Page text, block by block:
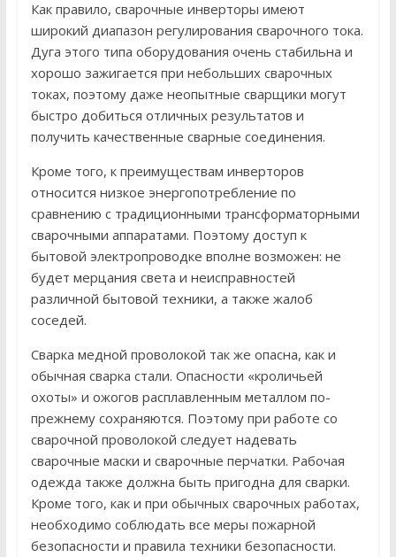
Как правило, сварочные инверторы имеют
широкий диапазон регулирования сварочного тока.
Дуга этого типа оборудования очень стабильна и
хорошо зажигается при небольших сварочных
токах, поэтому даже неопытные сварщики могут
быстро добиться отличных результатов и
получить качественные сварные соединения.
Кроме того, к преимуществам инверторов
относится низкое энергопотребление по
сравнению с традиционными трансформаторными
сварочными аппаратами. Поэтому доступ к
бытовой электропроводке вполне возможен: не
будет мерцания света и неисправностей
различной бытовой техники, а также жалоб
соседей.
Сварка медной проволокой так же опасна, как и
обычная сварка стали. Опасности «кроличьей
охоты» и ожогов расплавленным металлом по-
прежнему сохраняются. Поэтому при работе со
сварочной проволокой следует надевать
сварочные маски и сварочные перчатки. Рабочая
одежда также должна быть пригодна для сварки.
Кроме того, как и при обычных сварочных работах,
необходимо соблюдать все меры пожарной
безопасности и правила техники безопасности.